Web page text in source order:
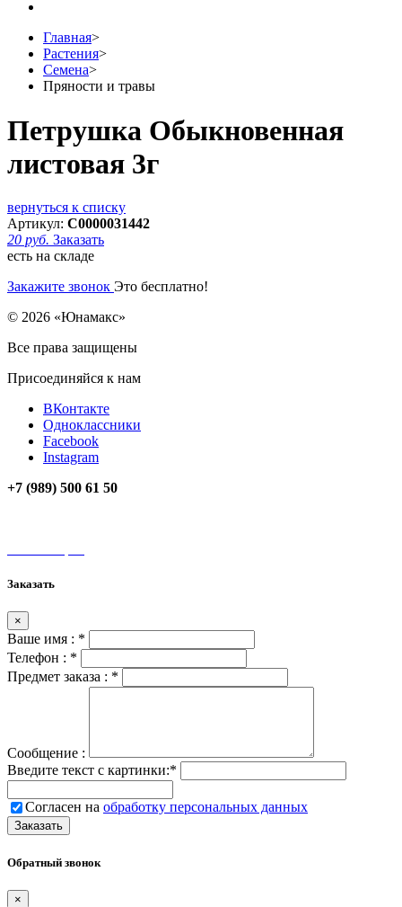
Главная>
Растения>
Семена>
Пряности и травы
Петрушка Обыкновенная
листовая 3г
вернуться к списку
Артикул: С0000031442
20 руб. Заказать
есть на складе
Закажите звонок Это бесплатно!
© 2026 «Юнамакс»
Все права защищены
Присоединяйся к нам
ВКонтакте
Одноклассники
Facebook
Instagram
+7 (989) 500 61 50
Заказать
×
Ваше имя : *
Телефон : *
Предмет заказа : *
Сообщение :
Введите текст с картинки:*
Согласен на обработку персональных данных
Обратный звонок
×